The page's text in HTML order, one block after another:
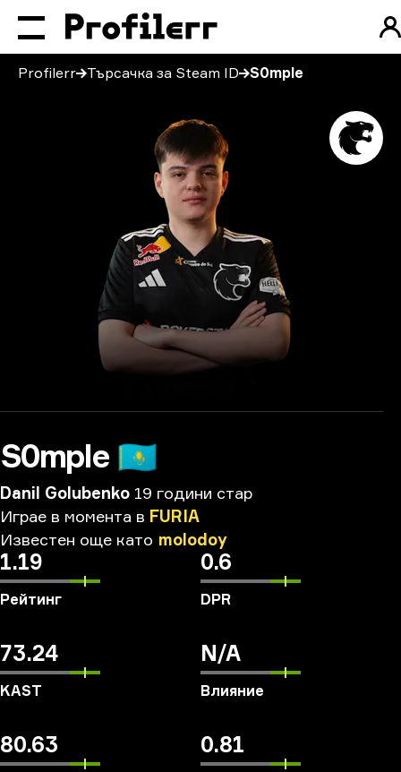
Profilerr Търсачка за Steam ID S0mple
S0mple 🇰🇿
Danil Golubenko 19 години стар
Играе в момента в FURIA
Известен още като molodoy
1.19
Рейтинг
0.6
DPR
73.24
KAST
N/A
Влияние
80.63 0.81